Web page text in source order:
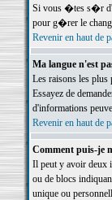
Si vous �tes s�r
pour g�rer le
Revenir en haut de
Ma langue n'est
Les raisons les plus
Essayez de
d'informations
Revenir en haut de
Comment puis-je
Il peut y avoir deux
ou de blocs
unique ou